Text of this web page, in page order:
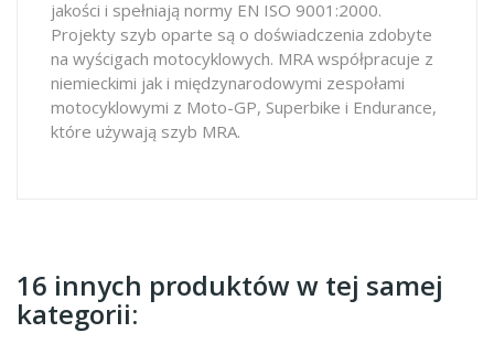
jakości i spełniają normy EN ISO 9001:2000.
Projekty szyb oparte są o doświadczenia zdobyte
na wyścigach motocyklowych. MRA współpracuje z
niemieckimi jak i międzynarodowymi zespołami
motocyklowymi z Moto-GP, Superbike i Endurance,
które używają szyb MRA.
16 innych produktów w tej samej
kategorii: